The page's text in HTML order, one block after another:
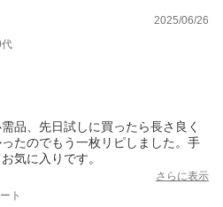
2025/06/26
品、先日試しに買ったら長さ良く
たのでもう一枚リピしました。手
気に入りです。
さらに表示
ト